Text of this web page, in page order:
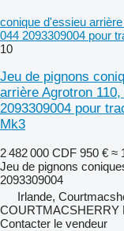
conique d'essieu
044 2093309004 pour
10
Jeu de pignons
arrière Agrotron
2093309004 pour
Mk3
2 482 000 CDF 950 € ≈
Jeu de pignons
2093309004
Irlande,
COURTMACSHERRY
Contacter le vendeur